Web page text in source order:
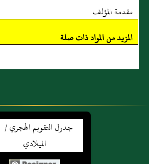
مقدمة المؤلف
المزيد من المواد ذات صلة